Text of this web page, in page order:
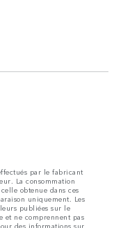
par le fabricant
La consommation
obtenue dans ces
uniquement. Les
publiées sur le
ne comprennent pas
des informations sur